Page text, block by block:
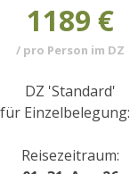
1189 €
/ pro Person im DZ
DZ 'Standard'
Einzelbelegung:
Reisezeitraum: